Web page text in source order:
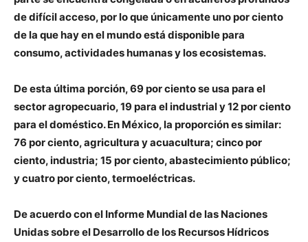
de difícil acceso, por lo que únicamente uno por ciento
de la que hay en el mundo está disponible para
consumo, actividades humanas y los ecosistemas.
De esta última porción, 69 por ciento se usa para el
sector agropecuario, 19 para el industrial y 12 por ciento
para el doméstico. En México, la proporción es similar:
76 por ciento, agricultura y acuacultura; cinco por
ciento, industria; 15 por ciento, abastecimiento público;
y cuatro por ciento, termoeléctricas.
De acuerdo con el Informe Mundial de las Naciones
Unidas sobre el Desarrollo de los Recursos Hídricos